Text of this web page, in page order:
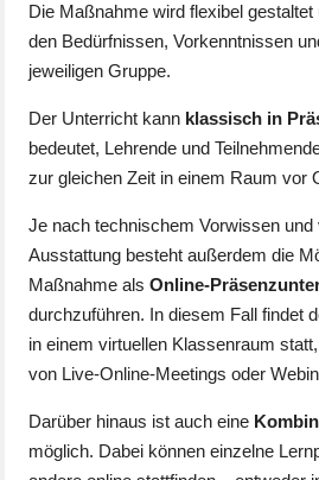
Die Maßnahme wird flexibel
den Bedürfnissen, Vorkenntnissen
jeweiligen Gruppe.
Der Unterricht kann klassisch in
bedeutet, Lehrende und
zur gleichen Zeit in einem Raum vor
Je nach technischem Vorwissen und
Ausstattung besteht außerdem die
Maßnahme alsOnline-
durchzuführen. In diesem Fall findet
in einem virtuellen Klassenraum
von Live-Online-Meetings oder
Darüber hinaus ist auch eine
möglich. Dabei können einzelne